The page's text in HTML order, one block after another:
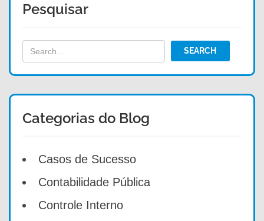
Pesquisar
Categorias do Blog
Casos de Sucesso
Contabilidade Pública
Controle Interno